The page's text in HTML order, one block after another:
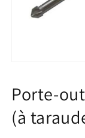
1
dans
une
fenêtre
modale
Porte-
(à